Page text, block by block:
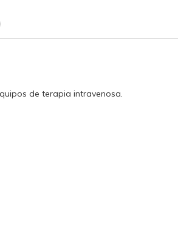
de terapia intravenosa.